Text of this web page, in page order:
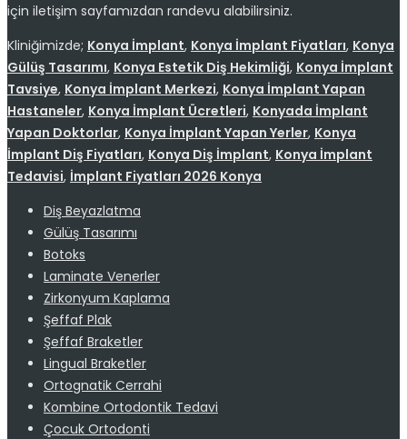
için iletişim sayfamızdan randevu alabilirsiniz.
Kliniğimizde; Konya İmplant, Konya İmplant Fiyatları, Konya
Gülüş Tasarımı, Konya Estetik Diş Hekimliği, Konya İmplant
Tavsiye, Konya İmplant Merkezi, Konya İmplant Yapan
Hastaneler, Konya İmplant Ücretleri, Konyada İmplant
Yapan Doktorlar, Konya İmplant Yapan Yerler, Konya
İmplant Diş Fiyatları, Konya Diş İmplant, Konya İmplant
Tedavisi, İmplant Fiyatları 2026 Konya
Diş Beyazlatma
Gülüş Tasarımı
Botoks
Laminate Venerler
Zirkonyum Kaplama
Şeffaf Plak
Şeffaf Braketler
Lingual Braketler
Ortognatik Cerrahi
Kombine Ortodontik Tedavi
Çocuk Ortodonti